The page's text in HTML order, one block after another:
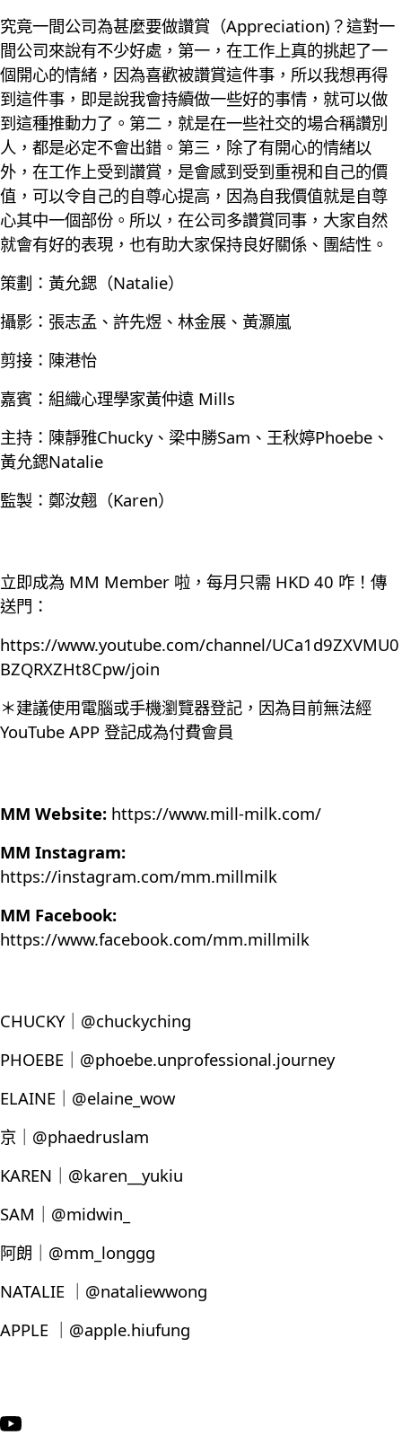
究竟一間公司為甚麼要做讚賞（Appreciation)？這對一
間公司來說有不少好處，第一，在工作上真的挑起了一
個開心的情緒，因為喜歡被讚賞這件事，所以我想再得
到這件事，即是說我會持續做一些好的事情，就可以做
到這種推動力了。第二，就是在一些社交的場合稱讚別
人，都是必定不會出錯。第三，除了有開心的情緒以
外，在工作上受到讚賞，是會感到受到重視和自己的價
值，可以令自己的自尊心提高，因為自我價值就是自尊
心其中一個部份。所以，在公司多讚賞同事，大家自然
就會有好的表現，也有助大家保持良好關係、團結性。
策劃：黃允鍶（Natalie）
攝影：張志孟、許先煜、林金展、黃灝嵐
剪接：陳港怡
嘉賓：組織心理學家黃仲遠 Mills
主持：陳靜雅Chucky、梁中勝Sam、王秋婷Phoebe、
黃允鍶Natalie
監製：鄭汝翹（Karen）
立即成為 MM Member 啦，每月只需 HKD 40 咋！傳
送門：
https://www.youtube.com/channel/UCa1d9ZXVMU0
BZQRXZHt8Cpw/join
＊建議使用電腦或手機瀏覽器登記，因為目前無法經
YouTube APP 登記成為付費會員
MM Website: https://www.mill-milk.com/
MM Instagram:
https://instagram.com/mm.millmilk
MM Facebook:
https://www.facebook.com/mm.millmilk
CHUCKY｜@chuckyching
PHOEBE｜@phoebe.unprofessional.journey
ELAINE｜@elaine_wow
京｜@phaedruslam
KAREN｜@karen__yukiu
SAM｜@midwin_
阿朗｜@mm_longgg
NATALIE ｜@nataliewwong
APPLE ｜@apple.hiufung